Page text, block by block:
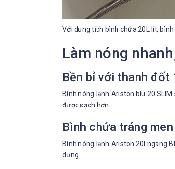
Với dung tích bình chứa 20L lít,
Làm nóng
Bền bỉ với thanh đốt
Bình nóng lạnh Ariston blu 20
được sạch hơn.
Bình chứa tráng
Bình nóng lạnh Ariston 20l ngang
dụng.